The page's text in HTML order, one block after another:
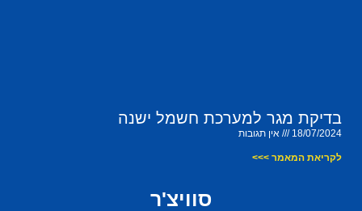
בדיקת מגר למערכת חשמל ישנה
18/07/2024 אין תגובות
לקריאת המאמר >>>
סוויצ'ר